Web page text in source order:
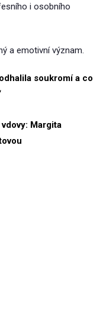
i osobního
a emotivní význam.
soukromí a co
Margita